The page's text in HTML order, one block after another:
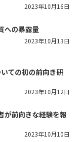
2023年10月16日
への暴露量
2023年10月13日
ての初の前向き研
2023年10月12日
が前向きな経験を報
2023年10月10日